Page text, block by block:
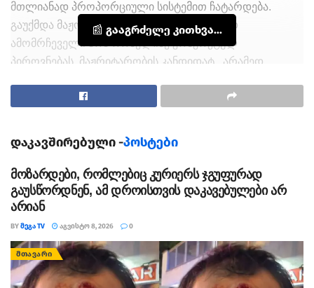
მთლიანად პროპორციული სისტემით ჩატარდება.
გაუქმდა მაჟორიტარული სისტემა. შედეგად
ამომრჩეველი არა რომელიმე კონკრეტულ
პიროვნებას, მაჟრიტარობის კანდიდატ , არამედ
აღებული ხმების შესაბამისი დეპუტატების რაოდენობის
📰 გააგრძელე კითხვა...
თეგები: არჩევნე პროპორციული სისტემა
საარჩევნო სისტემა
დაკავშირებული -პოსტები
მოზარდები, რომლებიც კურიერს ჯგუფურად
გაუსწორდნენ, ამ დროისთვის დაკავებულები არ
არიან
BYᲛᲔᲒᲐ TV ᲐᲒᲕᲘᲡᲢᲝ 8, 2026 0
ᲛᲗᲐᲕᲐᲠᲘ